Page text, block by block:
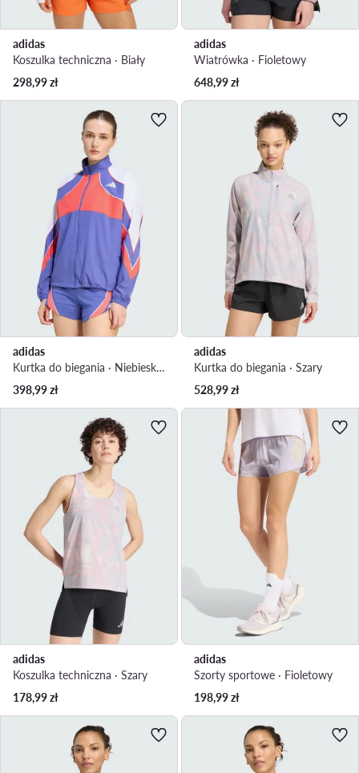
adidas
Koszulka techniczna · Biały
298,99zł
adidas
Wiatrówka · Fioletowy
648,99zł
adidas
Kurtka do biegania · Niebieski jasny
398,99zł
adidas
Kurtka do biegania · Szary
528,99zł
adidas
Koszulka techniczna · Szary
178,99zł
adidas
Szorty sportowe · Fioletowy
198,99zł